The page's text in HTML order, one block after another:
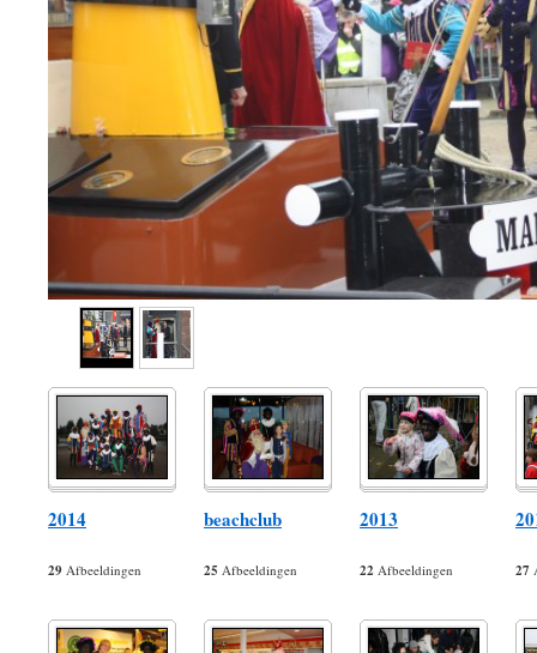
2014
29 Afbeeldingen
beachclub
25 Afbeeldingen
2013
22 Afbeeldingen 27